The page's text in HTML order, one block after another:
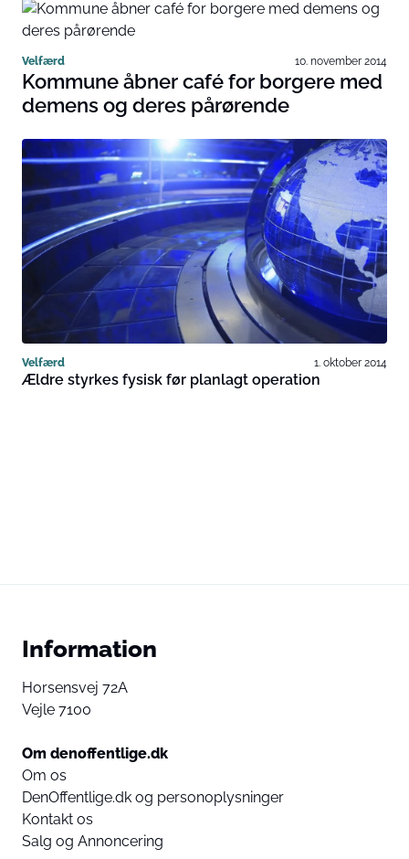
Velfærd 10. november 2014
Kommune åbner café for borgere med
demens og deres pårørende
Velfærd 1. oktober 2014
Ældre styrkes fysisk før planlagt operation
Information
Horsensvej 72A
Vejle 7100
Om denoffentlige.dk
Om os
DenOffentlige.dk og personoplysninger
Kontakt os
Salg og Annoncering